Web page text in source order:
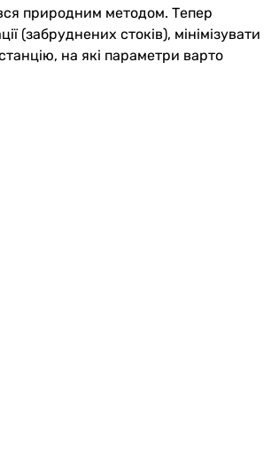
природним методом. Тепер
(забруднених стоків), мінімізувати
на які параметри варто